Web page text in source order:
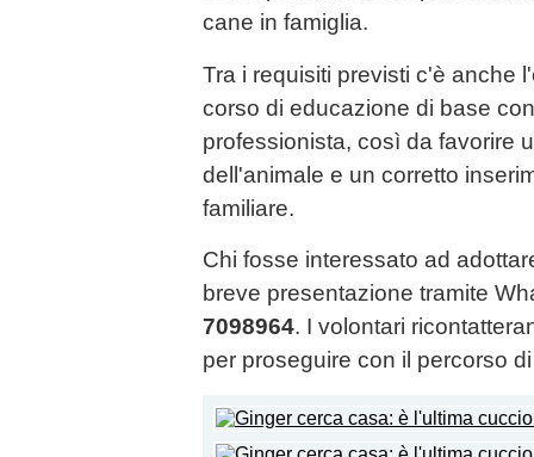
cane in famiglia.
Tra i requisiti previsti c'è anche
corso di educazione di base
professionista, così da favorire
dell'animale e un corretto
familiare.
Chi fosse interessato ad
breve presentazione tramite
7098964. I volontari
per proseguire con il percorso